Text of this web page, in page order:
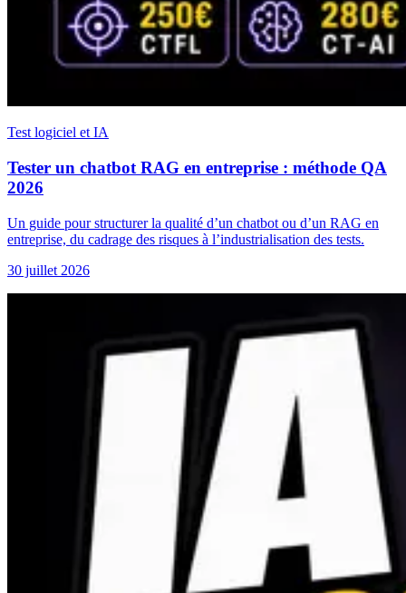
Test logiciel et IA
Tester un chatbot RAG en entreprise : méthode QA
2026
Un guide pour structurer la qualité d’un chatbot ou d’un RAG en
entreprise, du cadrage des risques à l’industrialisation des tests.
30 juillet 2026